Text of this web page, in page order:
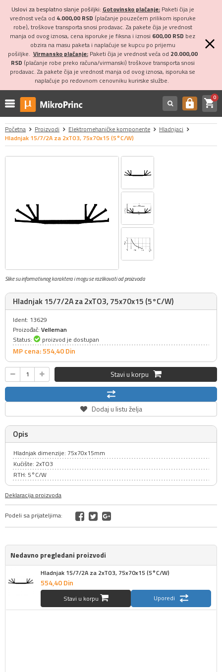
Uslovi za besplatno slanje pošiljki: Gotovinsko plaćanje:Paketi čija je
vrednost veća od 4.000,00 RSD (plaćanje pouzećem prilikom isporuke
robe), troškove transporta snosi prodavac. Za pakete čija je vrednost
manja od ovog iznosa, cena isporuke je fiksna i iznosi 600,00 RSD bez
obzira na masu paketa i naplaćuje se kupcu po prijemu
pošiljke. Virmansko plaćanje:Paketi čija je vrednost veća od 20.000,00
RSD (plaćanje robe preko računa/virmanski) troškove transporta snosi
prodavac. Za pakete čija je vrednost manja od ovog iznosa, isporuka se
naplaćuje po redovnom cenovniku kurirske službe.
https shopping_cart0
Početna Proizvodi Elektromehaničke komponente
Hladnjaci
Hladnjak 15/7/2A za 2xTO3, 75x70x15 (5°C/W)
Slike su informativnog karaktera i mogu se razlikovati od proizvoda
Hladnjak 15/7/2A za 2xTO3, 75x70x15 (5°C/W)
Ident: 13629
Proizođač: Velleman
Status:
proizvod je dostupan
MP cena: 554,40Din
Stavi u korpu
Dodaj u listu želja
Opis
Hladnjak dimenzije: 75x70x15mm
Kućište: 2xTO3
RTH: 5°C/W
Deklaracija proizvoda
Podeli sa prijateljima:
Nedavno pregledani proizvodi
Hladnjak 15/7/2A za 2xTO3, 75x70x15 (5°C/W)
554,40Din
Stavi u korpu Uporedi